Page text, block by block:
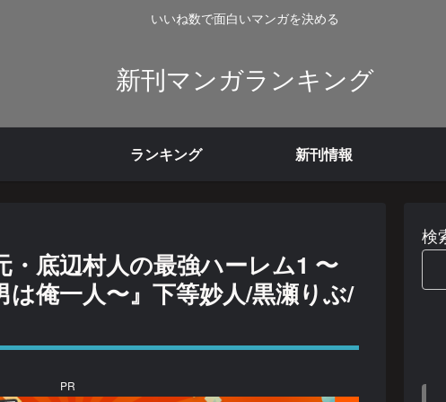
いいね数で面白いマンガを決める
新刊マンガランキング
ランキング 新刊情報
・底辺村人の最強ハーレム1 〜
俺一人〜』下等妙人/黒瀬りぶ/
PR
検